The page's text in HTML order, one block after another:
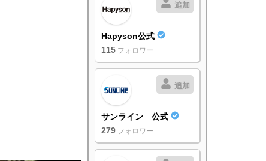
追加
Hapyson公式
115 フォロワー
追加
サンライン 公式
279 フォロワー